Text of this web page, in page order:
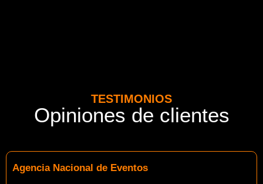
TESTIMONIOS
Opiniones de clientes
Agencia Nacional de Eventos